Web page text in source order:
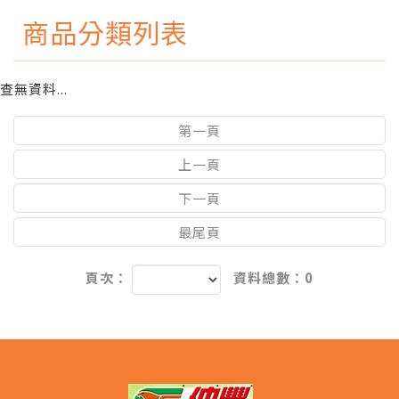
商品分類列表
查無資料...
第一頁
上一頁
下一頁
最尾頁
頁次： 資料總數：0